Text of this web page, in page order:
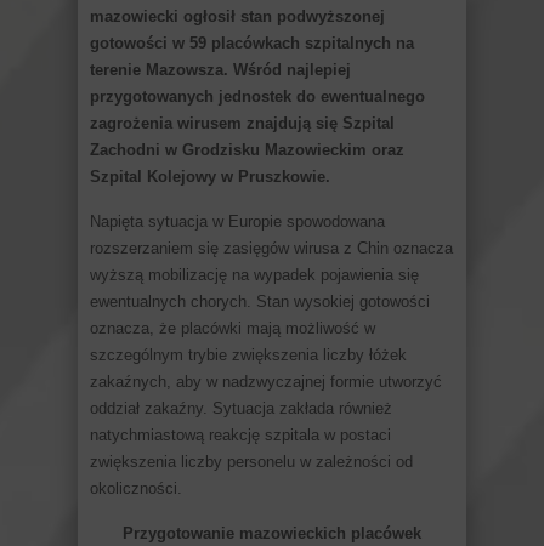
mazowiecki ogłosił stan podwyższonej
gotowości w 59 placówkach szpitalnych na
terenie Mazowsza. Wśród najlepiej
przygotowanych jednostek do ewentualnego
zagrożenia wirusem znajdują się Szpital
Zachodni w Grodzisku Mazowieckim oraz
Szpital Kolejowy w Pruszkowie.
Napięta sytuacja w Europie spowodowana
rozszerzaniem się zasięgów wirusa z Chin oznacza
wyższą mobilizację na wypadek pojawienia się
ewentualnych chorych. Stan wysokiej gotowości
oznacza, że placówki mają możliwość w
szczególnym trybie zwiększenia liczby łóżek
zakaźnych, aby w nadzwyczajnej formie utworzyć
oddział zakaźny. Sytuacja zakłada również
natychmiastową reakcję szpitala w postaci
zwiększenia liczby personelu w zależności od
okoliczności.
Przygotowanie mazowieckich placówek